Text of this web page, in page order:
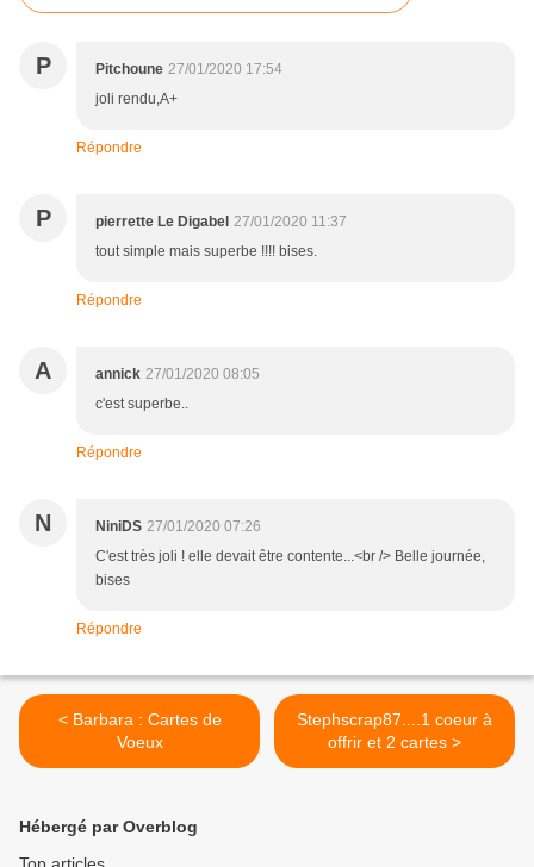
P Pitchoune 27/01/2020 17:54
joli rendu,A+
Répondre
P pierrette Le Digabel 27/01/2020 11:37
tout simple mais superbe !!!! bises.
Répondre
A annick 27/01/2020 08:05
c'est superbe..
Répondre
N NiniDS 27/01/2020 07:26
C'est très joli ! elle devait être contente...<br /> Belle journée,
bises
Répondre
< Barbara : Cartes de
Voeux
Stephscrap87....1 coeur à
offrir et 2 cartes >
Hébergé par Overblog